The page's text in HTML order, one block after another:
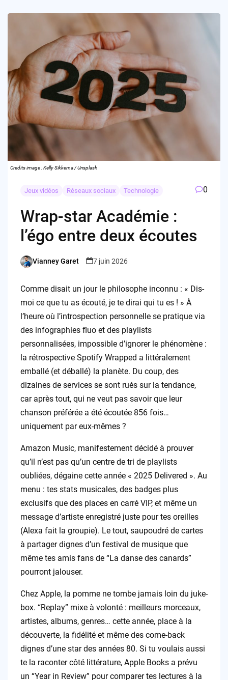
Credits image : Kelly Sikkema / Unsplash
Jeux vidéos Réseaux sociaux Technologie 0
Wrap-star Académie :
l’égo entre deux écoutes
Posted
Vianney Garet 7 juin 2026
Comme disait un jour le philosophe inconnu : « Dis-
moi ce que tu as écouté, je te dirai qui tu es ! » À
l’heure où l’introspection personnelle se pratique via
des infographies fluo et des playlists
personnalisées, impossible d’ignorer le phénomène :
la rétrospective Spotify Wrapped a littéralement
emballé (et déballé) la planète. Du coup, des
dizaines de services se sont rués sur la tendance,
car après tout, qui ne veut pas savoir que leur
chanson préférée a été écoutée 856 fois…
uniquement par eux-mêmes ?
Amazon Music, manifestement décidé à prouver
qu’il n’est pas qu’un centre de tri de playlists
oubliées, dégaine cette année « 2025 Delivered ». Au
menu : tes stats musicales, des badges plus
exclusifs que des places en carré VIP, et même un
message d’artiste enregistré juste pour tes oreilles
(Alexa fait la groupie). Le tout, saupoudré de cartes
à partager dignes d’un festival de musique que
même tes amis fans de “La danse des canards”
pourront jalouser.
Chez Apple, la pomme ne tombe jamais loin du juke-
box. “Replay” mixe à volonté : meilleurs morceaux,
artistes, albums, genres… cette année, place à la
découverte, la fidélité et même des come-back
dignes d’une star des années 80. Si tu voulais aussi
te la raconter côté littérature, Apple Books a prévu
un “Year in Review” pour comparer tes lectures à la